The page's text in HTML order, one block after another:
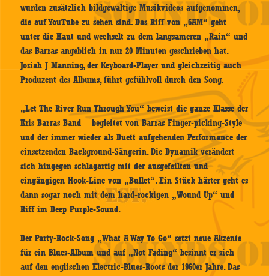
wurden zusätzlich bildgewaltige Musikvideos aufgenommen,
die auf YouTube zu sehen sind. Das Riff von „6AM“ geht
unter die Haut und wechselt zu dem langsameren „Rain“ und
das Barras angeblich in nur 20 Minuten geschrieben hat.
Josiah J Manning, der Keyboard-Player und gleichzeitig auch
Produzent des Albums, führt gefühlvoll durch den Song.
„Let The River Run Through You“ beweist die ganze Klasse der
Kris Barras Band – begleitet von Barras Finger-picking-Style
und der immer wieder als Duett aufgehenden Performance der
einsetzenden Background-Sängerin. Die Dynamik verändert
sich hingegen schlagartig mit der ausgefeilten und
eingängigen Hook-Line von „Bullet“. Ein Stück härter geht es
dann sogar noch mit dem hard-rockigen „Wound Up“ und
Riff im Deep Purple-Sound.
Der Party-Rock-Song „What A Way To Go“ setzt neue Akzente
für ein Blues-Album und auf „Not Fading“ besinnt er sich
auf den englischen Electric-Blues-Roots der 1960er Jahre. Das